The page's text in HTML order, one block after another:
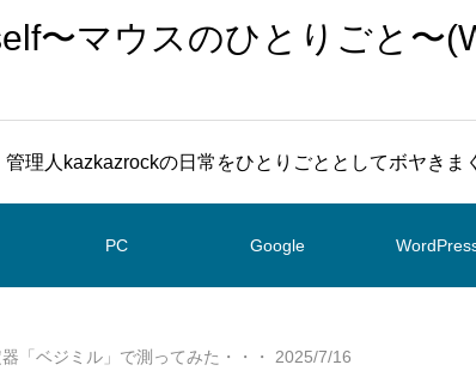
〜マウスのひとりごと〜
理人kazkazrockの日常をひとりごととしてボヤきま
PC Google
「ベジミル」で測ってみた・・・ 2025/7/16